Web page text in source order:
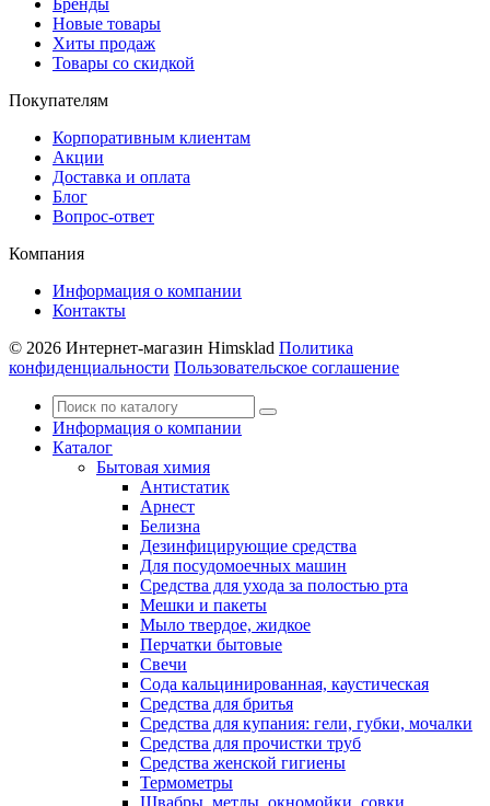
Новые товары
Хиты продаж
Товары со скидкой
Покупателям
Корпоративным клиентам
Акции
Доставка и оплата
Блог
Вопрос-ответ
Компания
Информация о компании
Контакты
© 2026 Интернет-магазин Himsklad Политика
конфиденциальности Пользовательское соглашение
Информация о компании
Каталог
Бытовая химия
Антистатик
Арнест
Белизна
Дезинфицирующие средства
Для посудомоечных машин
Средства для ухода за полостью рта
Мешки и пакеты
Мыло твердое, жидкое
Перчатки бытовые
Свечи
Сода кальцинированная, каустическая
Средства для бритья
Средства для купания: гели, губки, мочалки
Средства для прочистки труб
Средства женской гигиены
Термометры
Швабры, метлы, окномойки, совки